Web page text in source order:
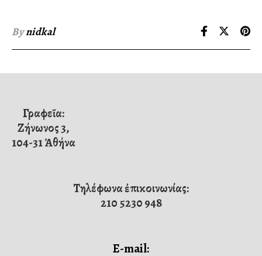
Bynidkal
Γραφεῖα:
Ζήνωνος 3,
104-31 Ἀθήνα
Τηλέφωνα ἐπικοινωνίας:
210 5230 948
E-mail: